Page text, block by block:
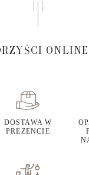
ONLINE
DOSTAWA W
PREZENCIE